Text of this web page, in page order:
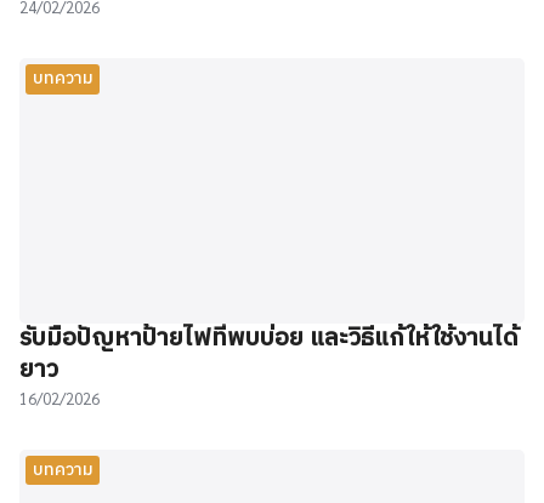
24/02/2026
บทความ
รับมือปัญหาป้ายไฟที่พบบ่อย และวิธีแก้ให้ใช้งานได้
ยาว
16/02/2026
บทความ